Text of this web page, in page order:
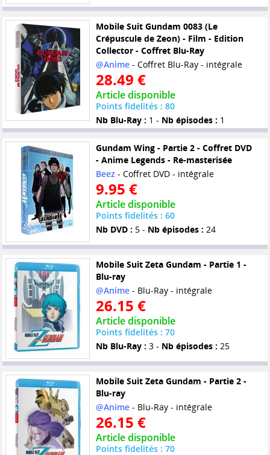
Mobile Suit Gundam 0083 (Le
Crépuscule de Zeon) - Film - Edition
Collector - Coffret Blu-Ray
@Anime- Coffret Blu-Ray - intégrale
28.49 €
Article disponible
Points fidelités : 80
Nb Blu-Ray : 1 - Nb épisodes : 1
Gundam Wing - Partie 2 - Coffret DVD
- Anime Legends - Re-masterisée
Beez - Coffret DVD - intégrale
9.95 €
Article disponible
Points fidelités : 60
Nb DVD : 5 - Nb épisodes : 24
Mobile Suit Zeta Gundam - Partie 1 -
Blu-ray
@Anime- Blu-Ray - intégrale
26.15 €
Article disponible
Points fidelités : 70
Nb Blu-Ray : 3 - Nb épisodes : 25
Mobile Suit Zeta Gundam - Partie 2 -
Blu-ray
@Anime- Blu-Ray - intégrale
26.15 €
Article disponible
Points fidelités : 70